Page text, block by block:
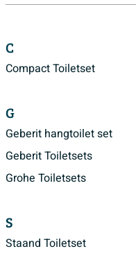
C
Compact Toiletset
G
Geberit hangtoilet set
Geberit Toiletsets
Grohe Toiletsets
S
Staand Toiletset